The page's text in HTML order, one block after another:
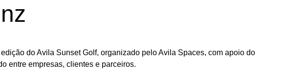
do Avila Sunset Golf, organizado pelo Avila Spaces, com apoio do
entre empresas, clientes e parceiros.